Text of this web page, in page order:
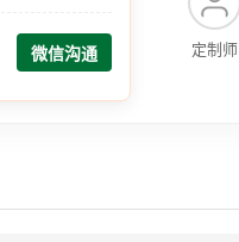
微信沟通 定制师